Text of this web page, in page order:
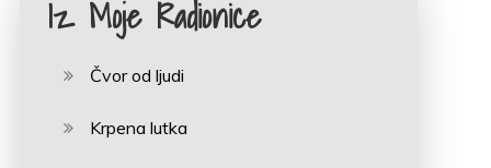
Iz Moje Radionice
Čvor od ljudi
Krpena lutka